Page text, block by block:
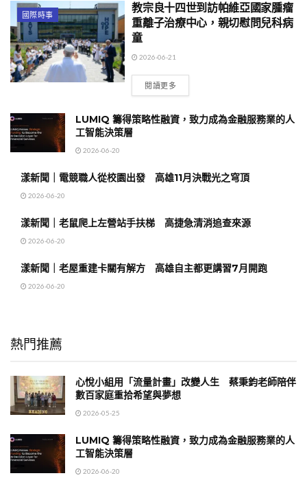
國際時事
教宗良十四世到訪帕維亞國家腫瘤
重離子治療中心，親切慰問兒科病
童
2026-06-21
閱讀更多
LUMIQ 籌得策略性融資，致力成為金融服務業的人
工智能決策層
2026-06-20
漾新聞｜電競職人從校園出發 高雄11月決戰光之穹頂
2026-06-20
漾新聞｜老鼠爬上左營站手扶梯 高捷急清消追查來源
2026-06-20
漾新聞｜老屋重建卡關有解方 高雄自主都更講習7月開跑
2026-06-20
熱門推薦
心悅小組用「流量計畫」改變人生 蔡秉鈞老師陪伴
數百家庭重拾希望與夢想
2026-05-25
LUMIQ 籌得策略性融資，致力成為金融服務業的人
工智能決策層
2026-06-20